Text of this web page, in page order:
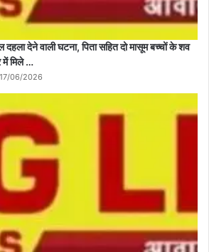
दहला देने वाली घटना, पिता सहित दो मासूम बच्चों के शव
में मिले …
17/06/2026